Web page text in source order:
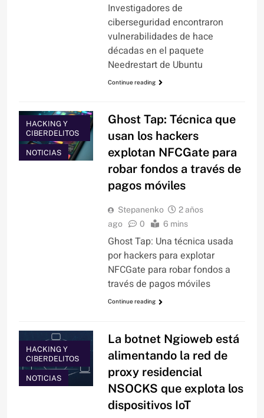
Investigadores de
ciberseguridad encontraron
vulnerabilidades de hace
décadas en el paquete
Needrestart de Ubuntu
Continue reading
HACKING Y
CIBERDELITOS
NOTICIAS
Ghost Tap: Técnica que
usan los hackers
explotan NFCGate para
robar fondos a través de
pagos móviles
Stepanenko
2 años
ago
0 6 mins
Ghost Tap: Una técnica usada
por hackers para explotar
NFCGate para robar fondos a
través de pagos móviles
Continue reading
HACKING Y
CIBERDELITOS
NOTICIAS
La botnet Ngioweb está
alimentando la red de
proxy residencial
NSOCKS que explota los
dispositivos IoT